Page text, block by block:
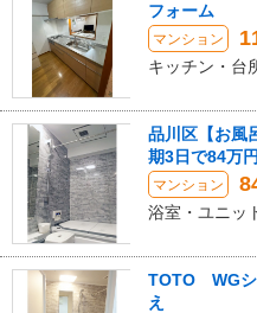
フォーム
マンション
キッチン・台
品川区【お風
期3日で84万円
マンション
浴室・ユニッ
TOTO WGシ
え